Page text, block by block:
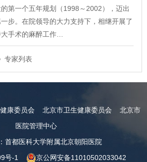
第一个五年规划（1998～2002），迈出
步。在院领导的大力支持下，相继开展了
手术的麻醉工作…
专家列表
康委员会 北京市卫生健康委员会
北京市
医院管理中心
首都医科大学附属北京朝阳医院
号-1
京公网安备11010502033042